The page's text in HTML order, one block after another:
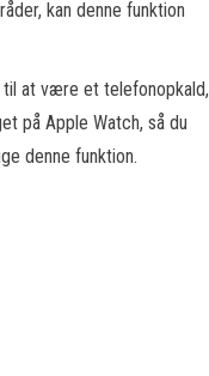
kan denne funktion
til at være et telefonopkald,
på Apple Watch, så du
denne funktion.